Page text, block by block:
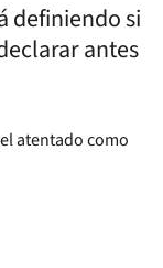
definiendo si
antes